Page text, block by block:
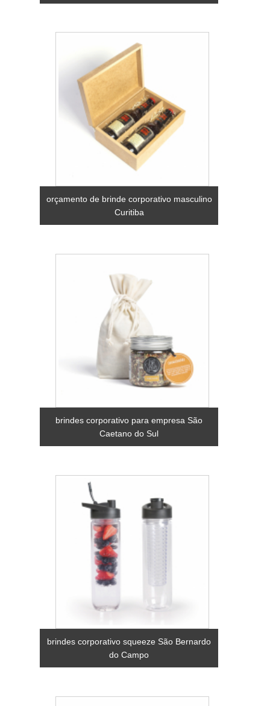
orçamento de brinde corporativo masculino
Curitiba
brindes corporativo para empresa São
Caetano do Sul
brindes corporativo squeeze São Bernardo
do Campo